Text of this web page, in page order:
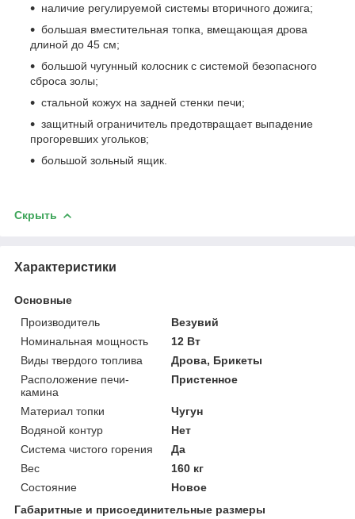
наличие регулируемой системы вторичного дожига;
большая вместительная топка, вмещающая дрова
длиной до 45 см;
большой чугунный колосник с системой безопасного
сброса золы;
стальной кожух на задней стенки печи;
защитный ограничитель предотвращает выпадение
прогоревших угольков;
большой зольный ящик.
Скрыть
Характеристики
Основные
Производитель
Везувий
Номинальная мощность
12 Вт
Виды твердого топлива
Дрова, Брикеты
Расположение печи-
камина
Пристенное
Материал топки
Чугун
Водяной контур
Нет
Система чистого горения
Да
Вес
160 кг
Состояние
Новое
Габаритные и присоединительные размеры